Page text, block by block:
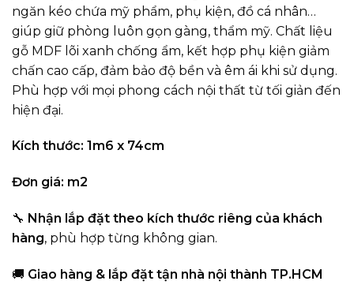
ngăn kéo chứa mỹ phẩm, phụ kiện, đồ cá nhân…
giúp giữ phòng luôn gọn gàng, thẩm mỹ. Chất liệu
gỗ MDF lõi xanh chống ẩm, kết hợp phụ kiện giảm
chấn cao cấp, đảm bảo độ bền và êm ái khi sử dụng.
Phù hợp với mọi phong cách nội thất từ tối giản đến
hiện đại.
Kích thước: 1m6 x 74cm
Đơn giá: m2
🔧 Nhận lắp đặt theo kích thước riêng của khách
hàng, phù hợp từng không gian.
🚚 Giao hàng & lắp đặt tận nhà nội thành TP.HCM